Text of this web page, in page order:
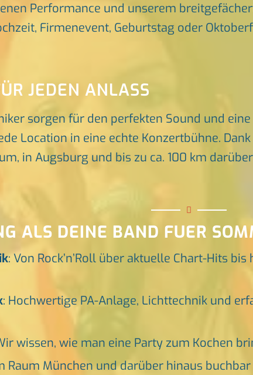
Performance und unserem
Firmenevent, Geburtstag oder
JEDEN ANLASS
sorgen für den perfekten Sound und
Location in eine echte Konzertbühne.
in Augsburg und bis zu ca. 100 km
ALS DEINE BAND FUER
: Von Rock’n’Roll über aktuelle Chart-Hits
: Hochwertige PA-Anlage, Lichttechnik und
wissen, wie man eine Party zum Kochen
Raum München und darüber hinaus